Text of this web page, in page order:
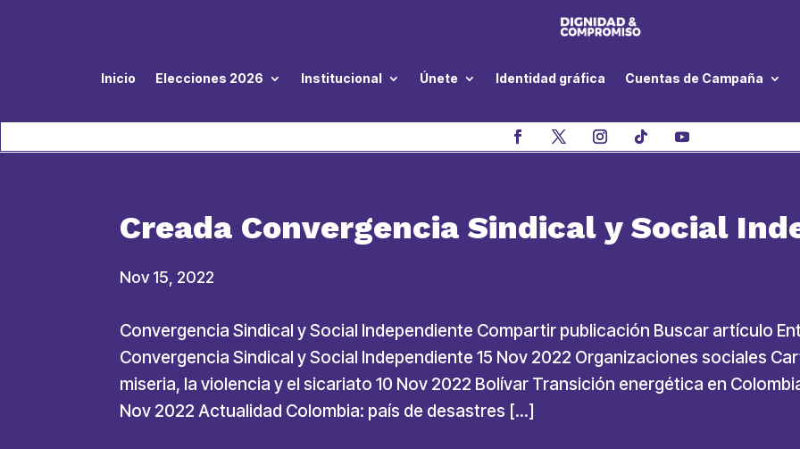
Inicio Elecciones 2026 Institucional Únete Identidad gráfica Cuentas de Campaña
Creada Convergencia Sindical y Social
Nov 15, 2022
Convergencia Sindical y Social Independiente Compartir publicación Buscar artículo
Convergencia Sindical y Social Independiente 15 Nov 2022 Organizaciones sociales
miseria, la violencia y el sicariato 10 Nov 2022 Bolívar Transición energética en
Nov 2022 Actualidad Colombia: país de desastres […]